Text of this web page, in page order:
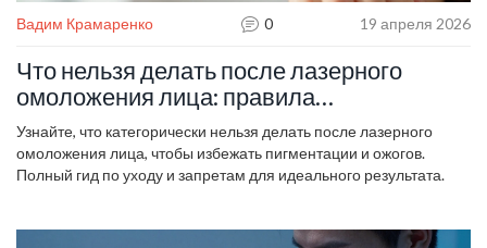
Вадим Крамаренко 0 19 апреля 2026
Что нельзя делать после лазерного
омоложения лица: правила
восстановления и запреты
Узнайте, что категорически нельзя делать после лазерного
омоложения лица, чтобы избежать пигментации и ожогов.
Полный гид по уходу и запретам для идеального результата.